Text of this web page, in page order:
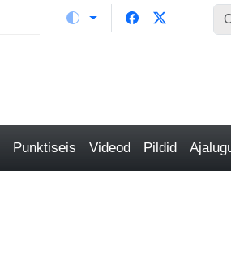
Punktiseis Videod Pildid